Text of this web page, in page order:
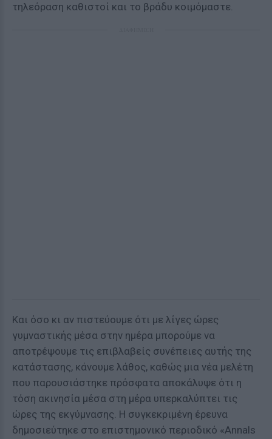
τηλεόραση καθιστοί και το βράδυ κοιμόμαστε.
Και όσο κι αν πιστεύουμε ότι με λίγες ώρες
γυμναστικής μέσα στην ημέρα μπορούμε να
αποτρέψουμε τις επιβλαβείς συνέπειες αυτής της
κατάστασης, κάνουμε λάθος, καθώς μια νέα μελέτη
που παρουσιάστηκε πρόσφατα αποκάλυψε ότι η
τόση ακινησία μέσα στη μέρα υπερκαλύπτει τις
ώρες της εκγύμνασης. Η συγκεκριμένη έρευνα
δημοσιεύτηκε στο επιστημονικό περιοδικό «Annals